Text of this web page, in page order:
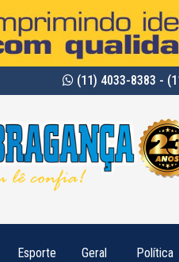
(11) 4033-8383 -
Esporte Geral Política